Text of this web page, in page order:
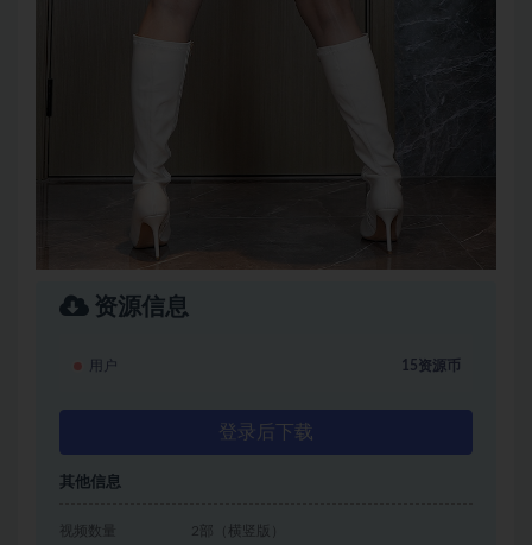
资源信息
用户 15资源币
登录后下载
其他信息
视频数量 2部（横竖版）